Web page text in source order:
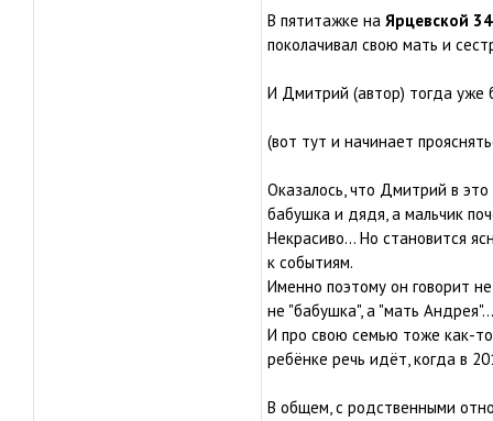
В пятитажке на Ярцевской
поколачивал свою мать и
И Дмитрий (автор) тогда уже
(вот тут и начинает
Оказалось, что Дмитрий в
бабушка и дядя, а мальчик
Некрасиво... Но становится
к событиям.
Именно поэтому он говорит
не "бабушка", а "мать Андрея"...
И про свою семью тоже как-
ребёнке речь идёт, когда в
В общем, с родственными